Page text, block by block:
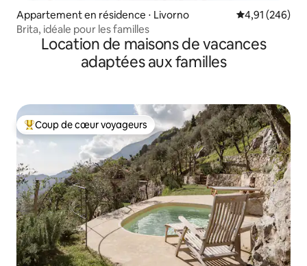
Appartement en résidence ⋅ Livorno Évaluation
4,91 (246)
Brita, idéale pour les familles
Location de maisons de vacances
adaptées aux familles
Coups de cœur voyageurs les plus appréciés
Coup de cœur voyageurs